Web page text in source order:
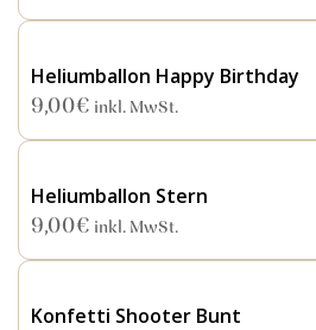
Heliumballon Happy Birthday
9,00€ inkl. MwSt.
Heliumballon Stern
9,00€ inkl. MwSt.
Konfetti Shooter Bunt